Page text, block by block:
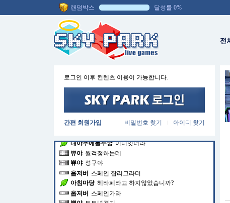
랜덤박스 달성률 0%
로그인 이후 컨텐츠 이용이 가능합니다.
간편 회원가입 아이디 찾기
비밀번호 찾기
아침마당
몰브로 엎어피면 되겠네요?
옵저버 어디랑
세니
볼보이가뭘알겟너 ㅡㅡ^
옵저버 하노
정근 ㅠㅠ
내야추에룰루궁 dㅣ름까먹음
내야추에룰루궁
팀이름
아침마당 헤타페도 옛날에 무 많니 나왔었으니까
옵저버 독이랑 어디하노 ㅋ
아침마당 ㅋㅋㅋ
내야추에룰루궁
스페인
내야추에룰루궁 어디엿더라
쀼야 뭘걱정하는데
쀼야 성구야
옵저버 스페인 잡리그라더
아침마당 헤타페라고 하지않았습니까?
옵저버 스페인가라